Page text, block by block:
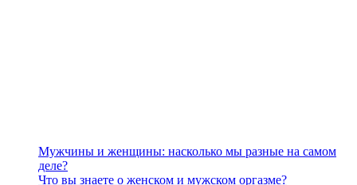
Мужчины и женщины: насколько мы разные на самом
деле?
Что вы знаете о женском и мужском оргазме?